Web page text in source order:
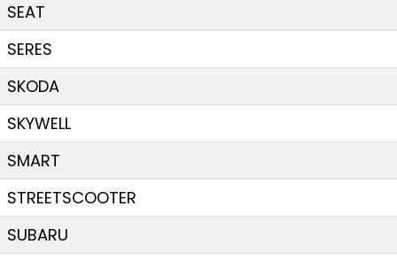
SEAT
SERES
SKODA
SKYWELL
SMART
STREETSCOOTER
SUBARU